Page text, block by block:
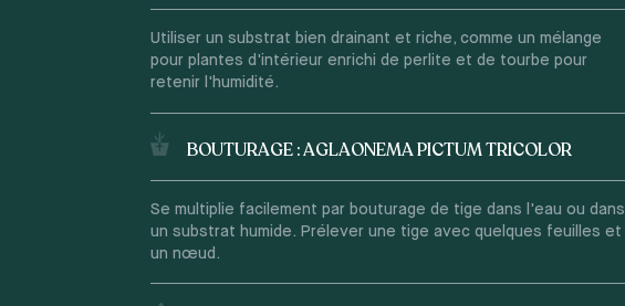
Utiliser un substrat bien drainant et riche, comme un mélange
pour plantes d'intérieur enrichi de perlite et de tourbe pour
retenir l'humidité.
BOUTURAGE : AGLAONEMA PICTUM TRICOLOR
Se multiplie facilement par bouturage de tige dans l'eau ou dans
un substrat humide. Prélever une tige avec quelques feuilles et
un nœud.